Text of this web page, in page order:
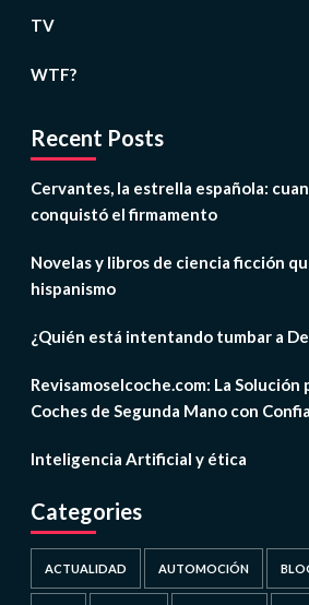
TV
WTF?
Recent Posts
Cervantes, la estrella española:
conquistó el firmamento
Novelas y libros de ciencia ficción
hispanismo
¿Quién está intentando tumbar a
Revisamoselcoche.com: La Solución
Coches de Segunda Mano con
Inteligencia Artificial y ética
Categories
ACTUALIDAD AUTOMOCIÓN